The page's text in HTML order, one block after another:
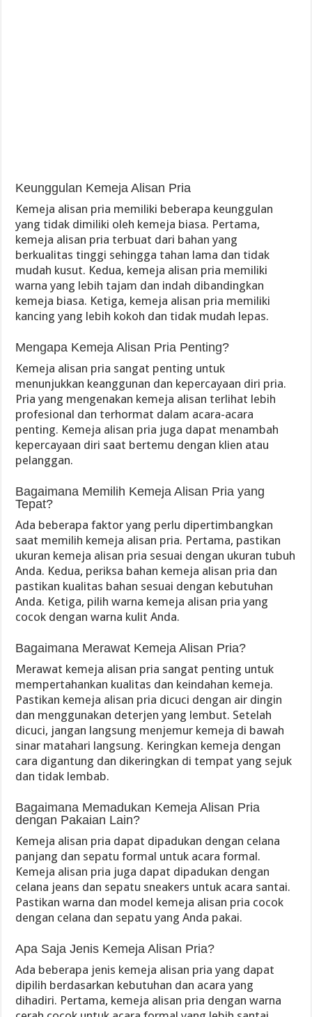
Keunggulan Kemeja Alisan Pria
Kemeja alisan pria memiliki beberapa keunggulan
yang tidak dimiliki oleh kemeja biasa. Pertama,
kemeja alisan pria terbuat dari bahan yang
berkualitas tinggi sehingga tahan lama dan tidak
mudah kusut. Kedua, kemeja alisan pria memiliki
warna yang lebih tajam dan indah dibandingkan
kemeja biasa. Ketiga, kemeja alisan pria memiliki
kancing yang lebih kokoh dan tidak mudah lepas.
Mengapa Kemeja Alisan Pria Penting?
Kemeja alisan pria sangat penting untuk
menunjukkan keanggunan dan kepercayaan diri pria.
Pria yang mengenakan kemeja alisan terlihat lebih
profesional dan terhormat dalam acara-acara
penting. Kemeja alisan pria juga dapat menambah
kepercayaan diri saat bertemu dengan klien atau
pelanggan.
Bagaimana Memilih Kemeja Alisan Pria yang
Tepat?
Ada beberapa faktor yang perlu dipertimbangkan
saat memilih kemeja alisan pria. Pertama, pastikan
ukuran kemeja alisan pria sesuai dengan ukuran tubuh
Anda. Kedua, periksa bahan kemeja alisan pria dan
pastikan kualitas bahan sesuai dengan kebutuhan
Anda. Ketiga, pilih warna kemeja alisan pria yang
cocok dengan warna kulit Anda.
Bagaimana Merawat Kemeja Alisan Pria?
Merawat kemeja alisan pria sangat penting untuk
mempertahankan kualitas dan keindahan kemeja.
Pastikan kemeja alisan pria dicuci dengan air dingin
dan menggunakan deterjen yang lembut. Setelah
dicuci, jangan langsung menjemur kemeja di bawah
sinar matahari langsung. Keringkan kemeja dengan
cara digantung dan dikeringkan di tempat yang sejuk
dan tidak lembab.
Bagaimana Memadukan Kemeja Alisan Pria
dengan Pakaian Lain?
Kemeja alisan pria dapat dipadukan dengan celana
panjang dan sepatu formal untuk acara formal.
Kemeja alisan pria juga dapat dipadukan dengan
celana jeans dan sepatu sneakers untuk acara santai.
Pastikan warna dan model kemeja alisan pria cocok
dengan celana dan sepatu yang Anda pakai.
Apa Saja Jenis Kemeja Alisan Pria?
Ada beberapa jenis kemeja alisan pria yang dapat
dipilih berdasarkan kebutuhan dan acara yang
dihadiri. Pertama, kemeja alisan pria dengan warna